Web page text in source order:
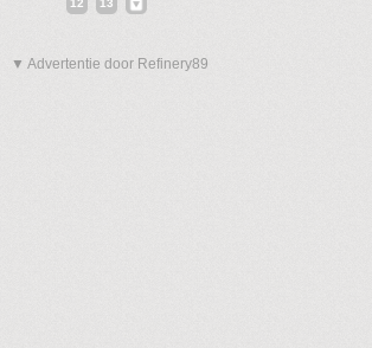
12 13
▼ Advertentie door Refinery89